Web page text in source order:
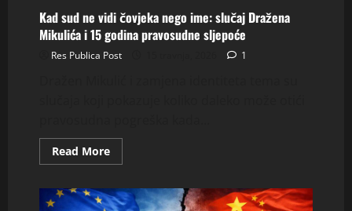
Kad sud ne vidi čovjeka nego ime: slučaj Dražena
Mikulića i 15 godina pravosudne sljepoće
Res Publica Post 1
Read MoreRead
more
sud
ne